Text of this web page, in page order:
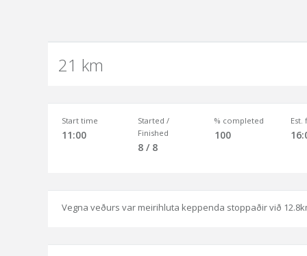
21 km
Start time
11:00
Started /
Finished
8 / 8
% completed
100
Est.
Vegna veðurs var meirihluta keppenda stoppaðir við